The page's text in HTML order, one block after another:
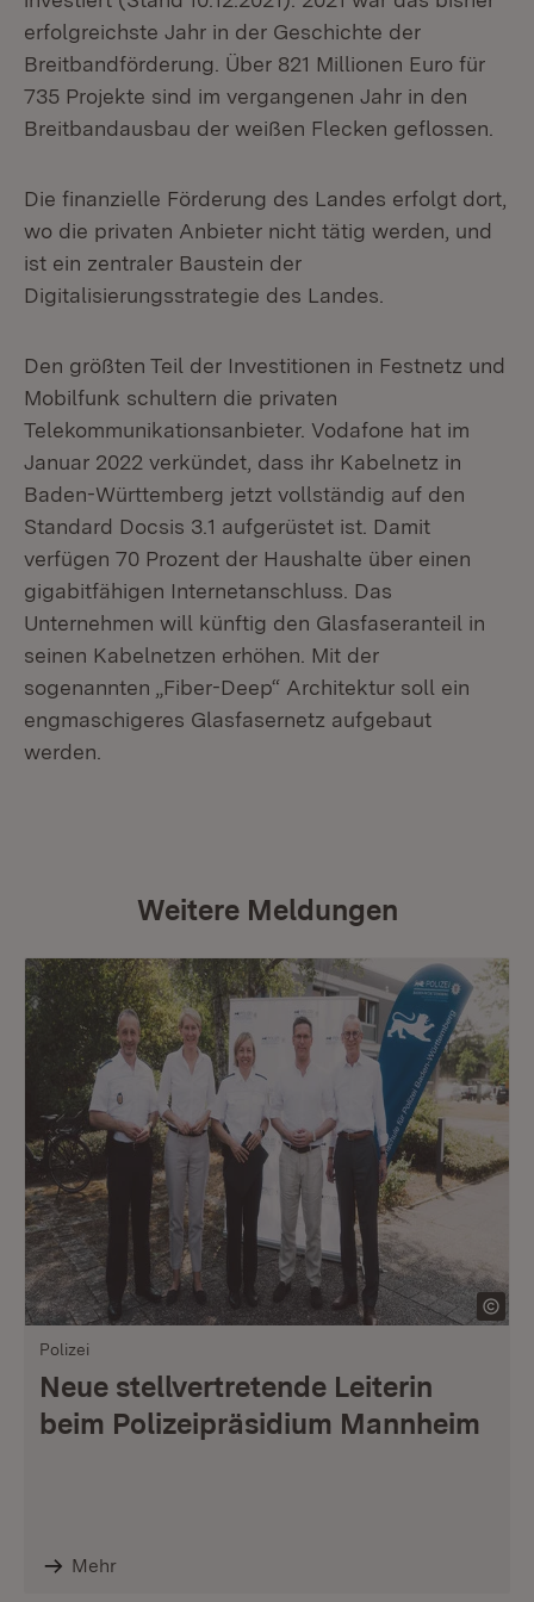
erfolgreichste Jahr in der Geschichte der
Breitbandförderung. Über 821 Millionen Euro für
735 Projekte sind im vergangenen Jahr in den
Breitbandausbau der weißen Flecken geflossen.
Die finanzielle Förderung des Landes erfolgt dort,
wo die privaten Anbieter nicht tätig werden, und
ist ein zentraler Baustein der
Digitalisierungsstrategie des Landes.
Den größten Teil der Investitionen in Festnetz und
Mobilfunk schultern die privaten
Telekommunikationsanbieter. Vodafone hat im
Januar 2022 verkündet, dass ihr Kabelnetz in
Baden-Württemberg jetzt vollständig auf den
Standard Docsis 3.1 aufgerüstet ist. Damit
verfügen 70 Prozent der Haushalte über einen
gigabitfähigen Internetanschluss. Das
Unternehmen will künftig den Glasfaseranteil in
seinen Kabelnetzen erhöhen. Mit der
sogenannten „Fiber-Deep“ Architektur soll ein
engmaschigeres Glasfasernetz aufgebaut
werden.
Weitere Meldungen
Polizei
Neue stellvertretende Leiterin
beim Polizeipräsidium Mannheim
Mehr